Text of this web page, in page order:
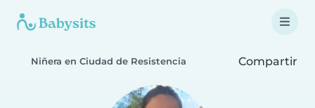
Niñera en Ciudad de Resistencia Compartir